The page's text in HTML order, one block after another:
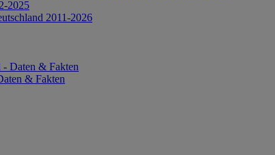
2025
2011-2026
- Daten & Fakten
& Fakten